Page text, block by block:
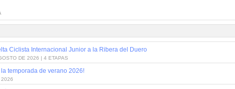
Ciclista Internacional Junior a la Ribera del Duero
DE 2026 | 4 ETAPAS
la temporada de verano 2026!
2026